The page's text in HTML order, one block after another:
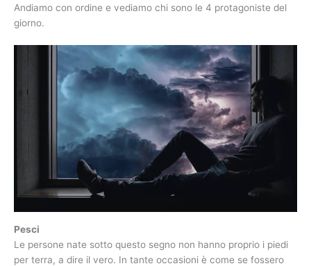
Andiamo con ordine e vediamo chi sono le 4 protagoniste del
giorno.
Pesci
Le persone nate sotto questo segno non hanno proprio i piedi
per terra, a dire il vero. In tante occasioni è come se fossero